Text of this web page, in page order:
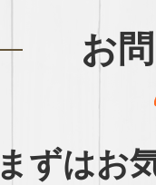
お
まずはお